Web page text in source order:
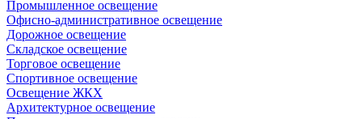
Промышленное освещение
Офисно-административное освещение
Дорожное освещение
Складское освещение
Торговое освещение
Спортивное освещение
Освещение ЖКХ
Архитектурное освещение